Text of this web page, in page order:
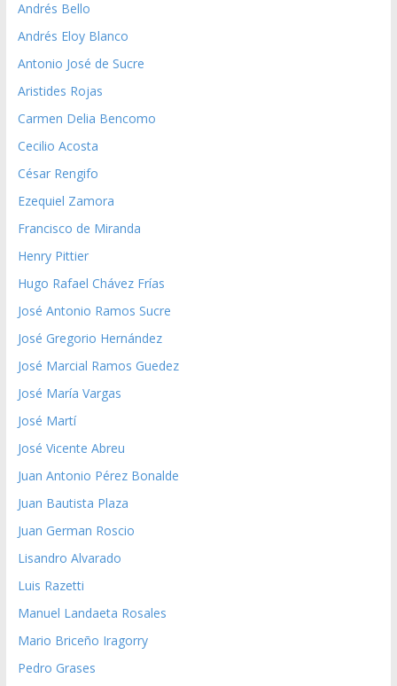
Andrés Bello
Andrés Eloy Blanco
Antonio José de Sucre
Aristides Rojas
Carmen Delia Bencomo
Cecilio Acosta
César Rengifo
Ezequiel Zamora
Francisco de Miranda
Henry Pittier
Hugo Rafael Chávez Frías
José Antonio Ramos Sucre
José Gregorio Hernández
José Marcial Ramos Guedez
José María Vargas
José Martí
José Vicente Abreu
Juan Antonio Pérez Bonalde
Juan Bautista Plaza
Juan German Roscio
Lisandro Alvarado
Luis Razetti
Manuel Landaeta Rosales
Mario Briceño Iragorry
Pedro Grases